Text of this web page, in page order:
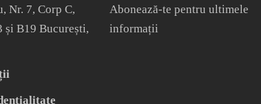
Nr. 7, Corp C,
și B19 București,
Abonează-te pentru ultimele
informații